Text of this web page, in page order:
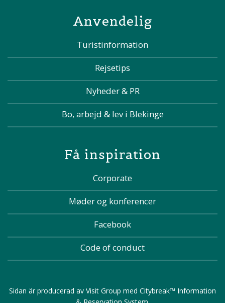
Anvendelig
Turistinformation
Rejsetips
Nyheder & PR
Bo, arbejd & lev i Blekinge
Få inspiration
Corporate
Møder og konferencer
Facebook
Code of conduct
Sidan är producerad av Visit Group med Citybreak™ Information